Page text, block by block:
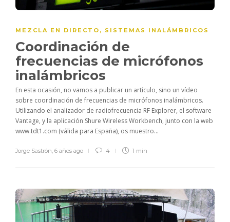
MEZCLA EN DIRECTO , SISTEMAS INALÁMBRICOS
Coordinación de
frecuencias de micrófonos
inalámbricos
En esta ocasión, no vamos a publicar un artículo, sino un vídeo
sobre coordinación de frecuencias de micrófonos inalámbricos.
Utilizando el analizador de radiofrecuencia RF Explorer, el software
Vantage, y la aplicación Shure Wireless Workbench, junto con la web
www.tdt1.com (válida para España), os muestro...
Jorge Sastrón, 6 años ago 4 1 min